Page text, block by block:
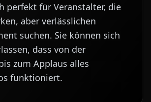
perfekt für Veranstalter, die
aber verlässlichen
suchen. Sie können sich
dass von der
zum Applaus alles
funktioniert.